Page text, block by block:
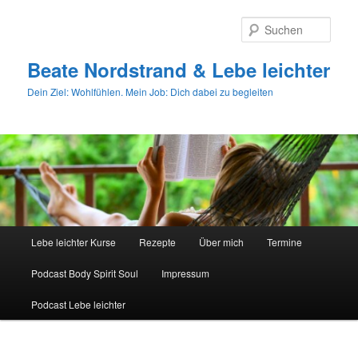
Beate Nordstrand & Lebe leichter
Dein Ziel: Wohlfühlen. Mein Job: Dich dabei zu begleiten
Lebe leichter Kurse Rezepte Über mich Termine
Podcast Body Spirit Soul Impressum
Podcast Lebe leichter